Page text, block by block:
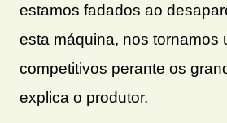
estamos fadados ao
esta máquina, nos tornamos
competitivos perante os
explica o produtor.